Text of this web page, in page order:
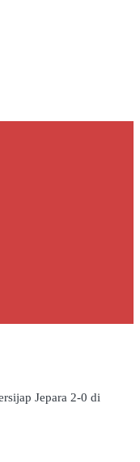
Jepara 2-0 di